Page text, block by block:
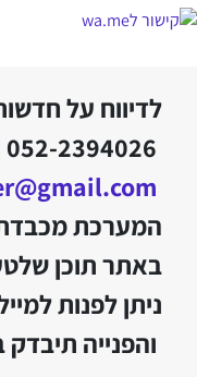
לדיווח על
המערכת מכבדת
באתר תוכן
ניתן לפנות
והפנייה